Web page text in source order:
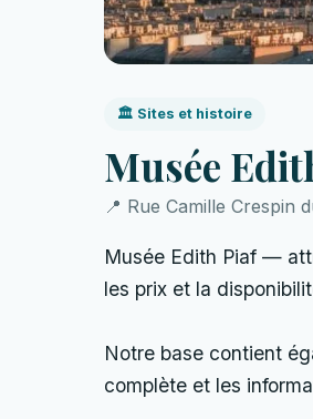
🏛️ Sites et histoire
Musée
📍 Rue Camille Crespin
Musée Edith Piaf —
les prix et la
Notre base contient
complète et les